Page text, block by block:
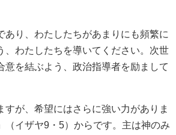
あり、わたしたちがあまりにも頻繁に
、わたしたちを導いてください。次世
を結ぶよう、政治指導者を励まして
が、希望にはさらに強い力がありま
イザヤ9・5）からです。主は神のみ